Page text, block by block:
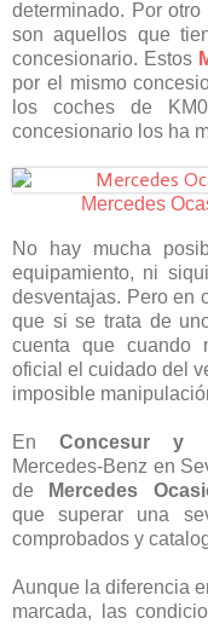
determinado. Por
son aquellos que
concesionario. Estos
por el mismo
los coches de
concesionario los ha
Mercedes
No hay mucha
equipamiento, ni
desventajas. Pero en
que si se trata de
cuenta que cuando
oficial el cuidado del
imposible
En Concesur y
Mercedes-Benz en
de
Mercedes
que superar una
comprobados y
Aunque la diferencia
marcada, las